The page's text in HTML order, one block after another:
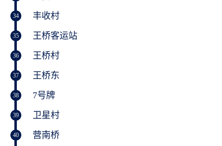
34 丰收村
35 王桥客运站
36 王桥村
37 王桥东
38 7号牌
39 卫星村
40 营南桥